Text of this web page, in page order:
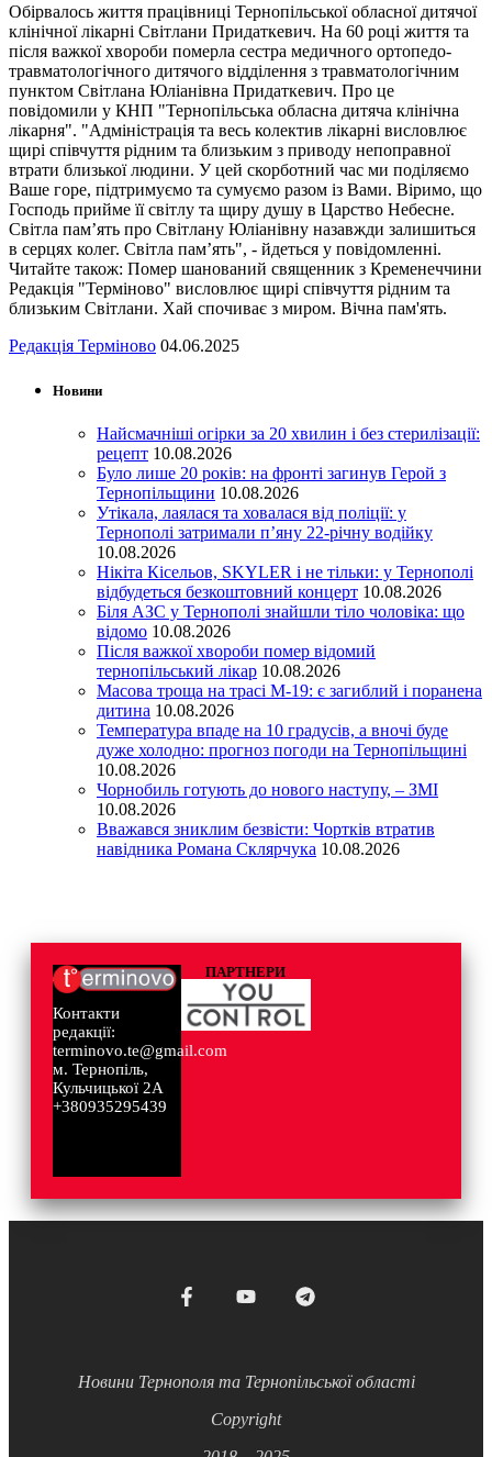
Обірвалось життя працівниці Тернопільської обласної дитячої
клінічної лікарні Світлани Придаткевич. На 60 році життя та
після важкої хвороби померла сестра медичного ортопедо-
травматологічного дитячого відділення з травматологічним
пунктом Світлана Юліанівна Придаткевич. Про це
повідомили у КНП "Тернопільська обласна дитяча клінічна
лікарня". "Адміністрація та весь колектив лікарні висловлює
щирі співчуття рідним та близьким з приводу непоправної
втрати близької людини. У цей скорботний час ми поділяємо
Ваше горе, підтримуємо та сумуємо разом із Вами. Віримо, що
Господь прийме її світлу та щиру душу в Царство Небесне.
Світла пам’ять про Світлану Юліанівну назавжди залишиться
в серцях колег. Світла пам’ять", - йдеться у повідомленні.
Читайте також: Помер шанований священник з Кременеччини
Редакція "Терміново" висловлює щирі співчуття рідним та
близьким Світлани. Хай спочиває з миром. Вічна пам'ять.
Редакція Терміново 04.06.2025
Новини
Найсмачніші огірки за 20 хвилин і без стерилізації:
рецепт 10.08.2026
Було лише 20 років: на фронті загинув Герой з
Тернопільщини 10.08.2026
Утікала, лаялася та ховалася від поліції: у
Тернополі затримали п’яну 22-річну водійку
10.08.2026
Нікіта Кісельов, SKYLER і не тільки: у Тернополі
відбудеться безкоштовний концерт 10.08.2026
Біля АЗС у Тернополі знайшли тіло чоловіка: що
відомо 10.08.2026
Після важкої хвороби помер відомий
тернопільський лікар 10.08.2026
Масова троща на трасі М-19: є загиблий і поранена
дитина 10.08.2026
Температура впаде на 10 градусів, а вночі буде
дуже холодно: прогноз погоди на Тернопільщині
10.08.2026
Чорнобиль готують до нового наступу, – ЗМІ
10.08.2026
Вважався зниклим безвісти: Чортків втратив
навідника Романа Склярчука 10.08.2026
Контакти
редакції:
terminovo.te@gmail.com
м. Тернопіль,
Кульчицької 2А
+380935295439
ПАРТНЕРИ
Новини Тернополя та Тернопільської області
Copyright